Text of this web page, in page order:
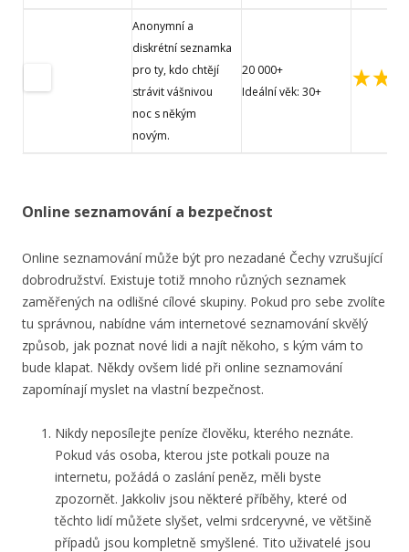
Anonymní a
diskrétní seznamka
pro ty, kdo chtějí
strávit vášnivou
noc s někým
novým.
20 000+
Ideální věk: 30+
Online seznamování a bezpečnost
Online seznamování může být pro nezadané Čechy vzrušující
dobrodružství. Existuje totiž mnoho různých seznamek
zaměřených na odlišné cílové skupiny. Pokud pro sebe zvolíte
tu správnou, nabídne vám internetové seznamování skvělý
způsob, jak poznat nové lidi a najít někoho, s kým vám to
bude klapat. Někdy ovšem lidé při online seznamování
zapomínají myslet na vlastní bezpečnost.
Nikdy neposílejte peníze člověku, kterého neznáte.
Pokud vás osoba, kterou jste potkali pouze na
internetu, požádá o zaslání peněz, měli byste
zpozornět. Jakkoliv jsou některé příběhy, které od
těchto lidí můžete slyšet, velmi srdceryvné, ve většině
případů jsou kompletně smyšlené. Tito uživatelé jsou